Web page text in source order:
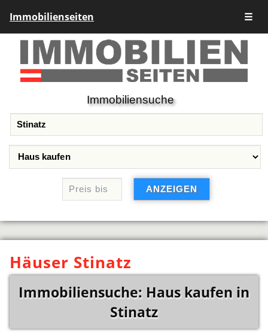
Immobilienseiten ☰
Immobiliensuche
Häuser Stinatz
Immobiliensuche: Haus kaufen in
Stinatz